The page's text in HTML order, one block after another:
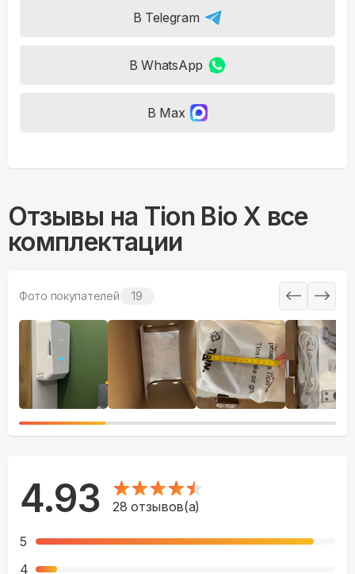
В Telegram
В WhatsApp
В Max
Отзывы на Tion Bio X все
комплектации
Фото покупателей 19
4.93 28 отзывов(а)
5
4